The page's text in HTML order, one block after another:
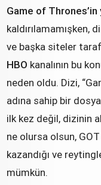
Game of Thrones’in
kaldırılamamışken,
ve başka siteler
HBO kanalının bu
neden oldu. Dizi,
adına sahip bir
ilk kez değil, dizinin
ne olursa olsun,
kazandığı ve
mümkün.